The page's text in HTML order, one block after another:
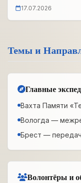
17.07.2026
Темы и
Главные
Вахта Памяти
Вологда —
Брест —
Волонтёры и